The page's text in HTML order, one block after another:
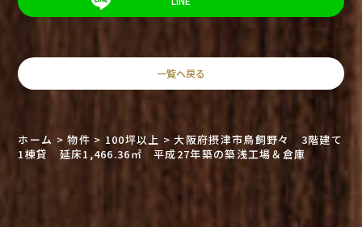
一覧へ戻る
ホーム >物件 > 100坪以上 >大阪府摂津市鳥飼野々 3階建て
1棟貸 延床1,466.36㎡ 平成27年築の築浅工場＆倉庫